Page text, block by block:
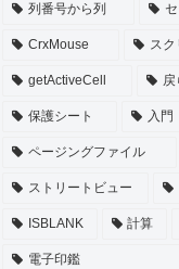
列番号から列
CrxMouse スク
getActiveCell 戻
保護シート 入門
ページングファイル
ストリートビュー
ISBLANK 計算
電子印鑑